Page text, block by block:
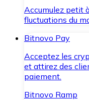
Accumulez petit
fluctuations du
Bitnovo Pay
Acceptez les
et attirez des
paiement.
Bitnovo Ramp